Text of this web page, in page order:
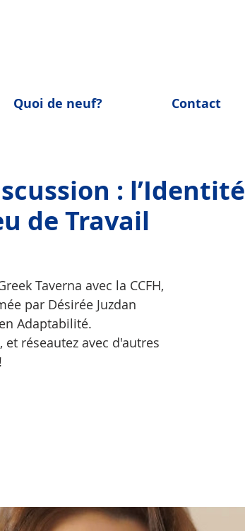
Quoi de neuf? Contact
: l’Identité
de Travail
Taverna avec la CCFH,
par Désirée Juzdan
Adaptabilité.
et réseautez avec d'autres